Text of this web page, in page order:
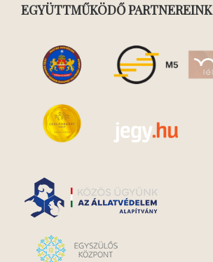
EGYÜTTMŰKÖDŐ PARTNEREINK